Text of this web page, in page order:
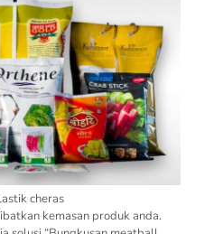
cheras
kemasan produk anda.